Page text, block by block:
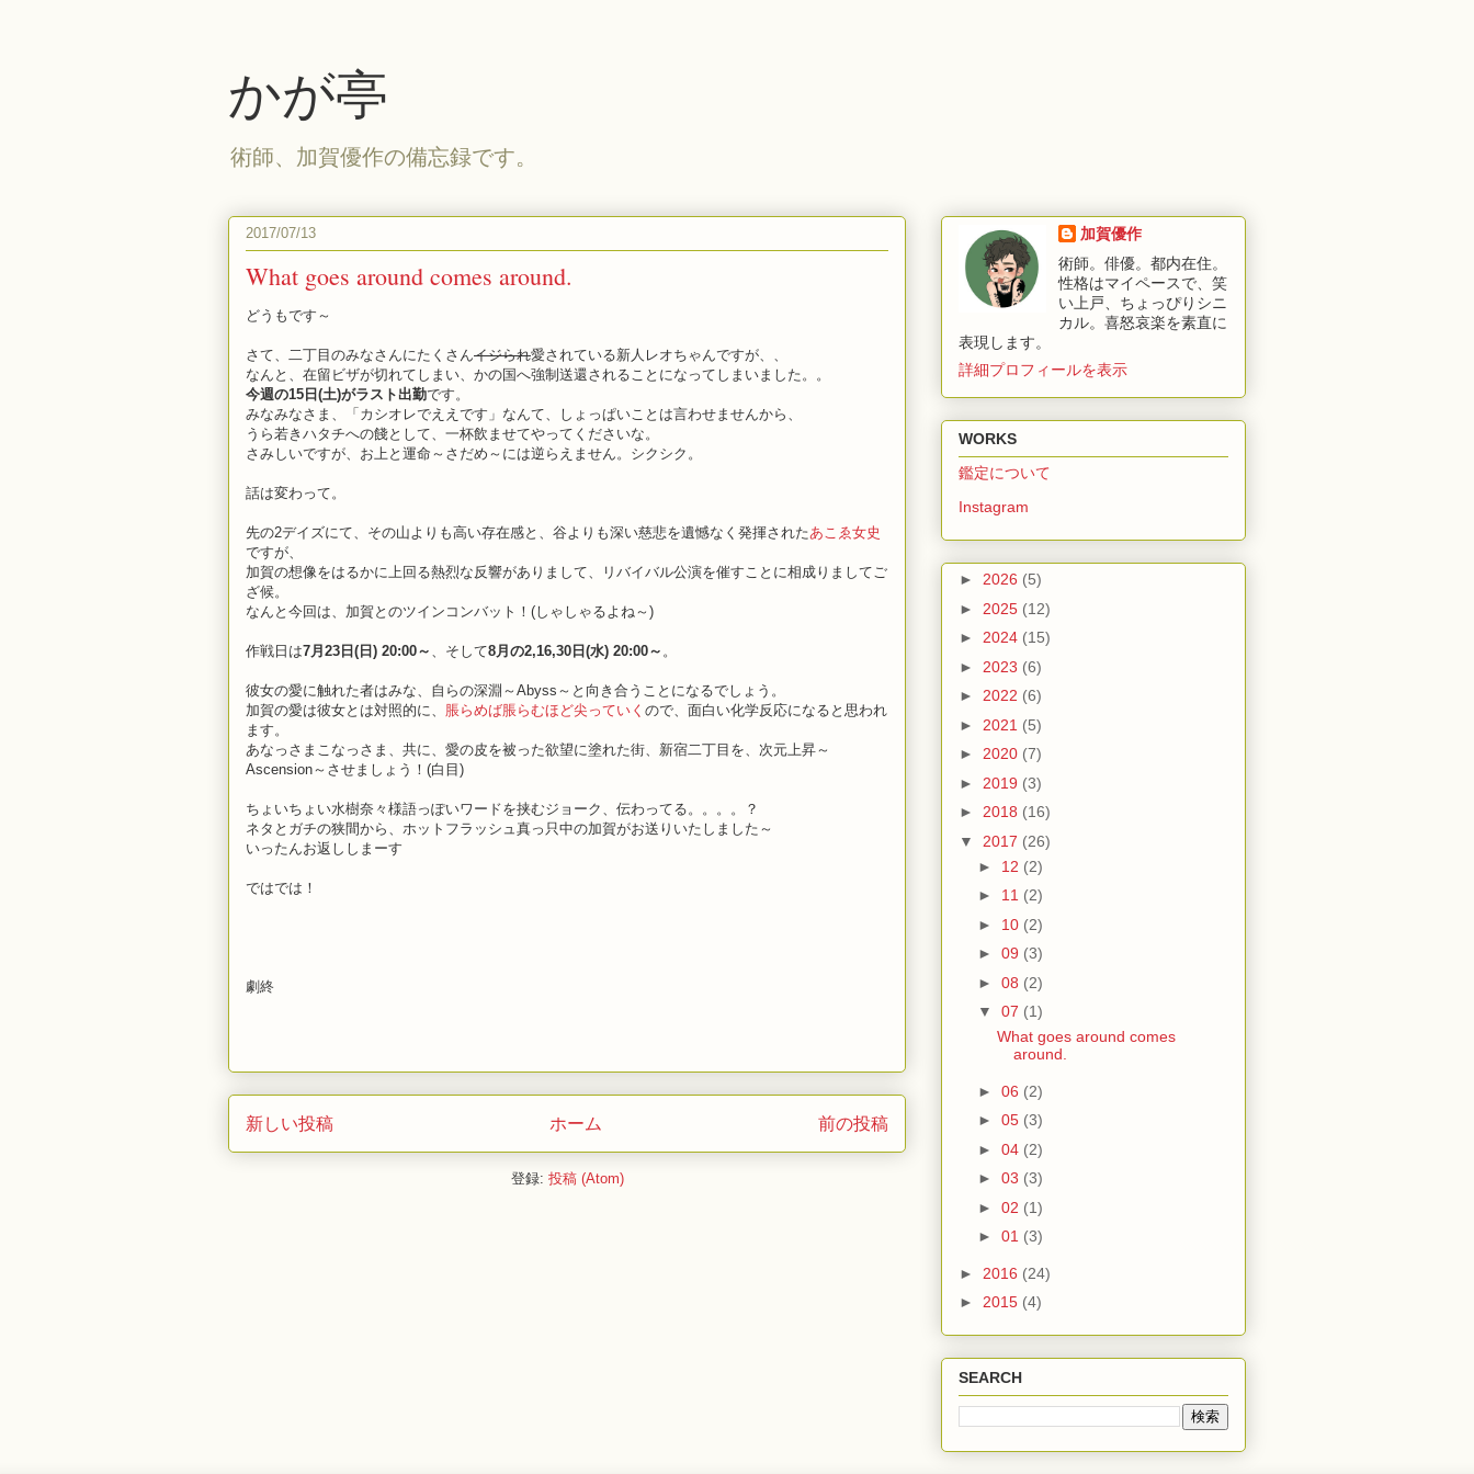
かが亭
術師、加賀優作の備忘録です。
2017/07/13
What goes around comes around.
どうもです～
さて、二丁目のみなさんにたくさんイジられ愛されている新人レオちゃんですが、、
なんと、在留ビザが切れてしまい、かの国へ強制送還されることになってしまいました。。
今週の15日(土)がラスト出勤です。
みなみなさま、「カシオレでええです」なんて、しょっぱいことは言わせませんから、
うら若きハタチへの餞として、一杯飲ませてやってくださいな。
さみしいですが、お上と運命～さだめ～には逆らえません。シクシク。
話は変わって。
先の2デイズにて、その山よりも高い存在感と、谷よりも深い慈悲を遺憾なく発揮されたあこゑ女史
ですが、
加賀の想像をはるかに上回る熱烈な反響がありまして、リバイバル公演を催すことに相成りましてご
ざ候。
なんと今回は、加賀とのツインコンバット！(しゃしゃるよね～)
作戦日は7月23日(日) 20:00～ 、そして8月の2,16,30日(水) 20:00～ 。
彼女の愛に触れた者はみな、自らの深淵～Abyss～と向き合うことになるでしょう。
加賀の愛は彼女とは対照的に、 脹らめば脹らむほど尖っていく ので、面白い化学反応になると思われ
ます。
あなっさまこなっさま、共に、愛の皮を被った欲望に塗れた街、新宿二丁目を、次元上昇～
Ascension～させましょう！(白目)
ちょいちょい水樹奈々様語っぽいワードを挟むジョーク、伝わってる。。。。？
ネタとガチの狭間から、ホットフラッシュ真っ只中の加賀がお送りいたしました～
いったんお返ししまーす
ではでは！
劇終
新しい投稿 前の投稿
ホーム
登録: 投稿 (Atom)
加賀優作
術師。俳優。都内在住。
性格はマイペースで、笑
い上戸、ちょっぴりシニ
カル。喜怒哀楽を素直に
表現します。
詳細プロフィールを表示
WORKS
鑑定について
Instagram
► 2026 (5)
► 2025 (12)
► 2024 (15)
► 2023 (6)
► 2022 (6)
► 2021 (5)
► 2020 (7)
► 2019 (3)
► 2018 (16)
▼ 2017 (26)
► 12 (2)
► 11 (2)
► 10 (2)
► 09 (3)
► 08 (2)
▼ 07 (1)
What goes around comes
around.
► 06 (2)
► 05 (3)
► 04 (2)
► 03 (3)
► 02 (1)
► 01 (3)
► 2016 (24)
► 2015 (4)
SEARCH